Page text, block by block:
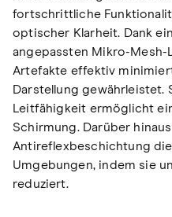
fortschrittliche
optischer Klarheit. Dank
angepassten Mikro-Mesh-
Artefakte effektiv
Darstellung gewährleistet.
Leitfähigkeit ermöglicht
Schirmung. Darüber
Antireflexbeschichtung
Umgebungen, indem sie
reduziert.